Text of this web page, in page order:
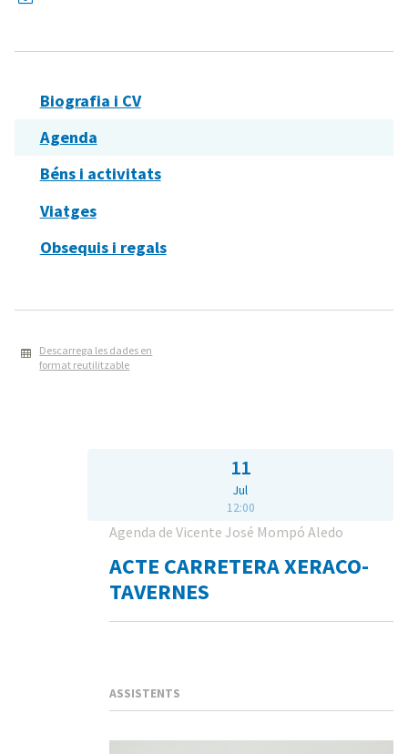
Biografia i CV
Agenda
Béns i activitats
Viatges
Obsequis i regals
Descarrega les dades en
format reutilitzable
11
Jul
12:00
Agenda de Vicente José Mompó Aledo
ACTE CARRETERA XERACO-
TAVERNES
ASSISTENTS